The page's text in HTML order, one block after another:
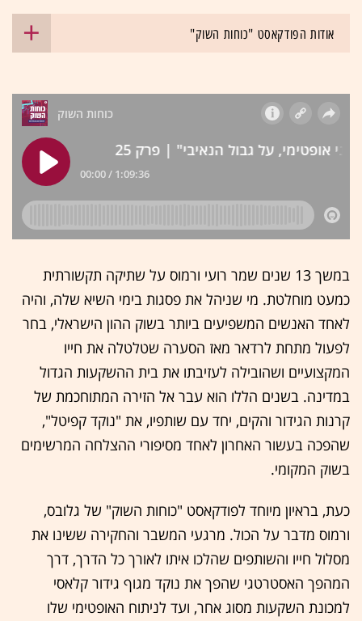
אודות הפודקאסט "כוחות השוק"
במשך 13 שנים שמר רועי ורמוס על שתיקה תקשורתית
כמעט מוחלטת. מי שניהל את פסגות בימי השיא שלה, והיה
לאחד האנשים המשפיעים ביותר בשוק ההון הישראלי, בחר
לפעול מתחת לרדאר מאז הסערה שטלטלה את חייו
המקצועיים ושהובילה לעזיבתו את בית ההשקעות הגדול
במדינה. בשנים הללו הוא עבר אל הזירה המתוחכמת של
קרנות הגידור והקים, יחד עם שותפיו, את "נוקד קפיטל",
שהפכה בעשור האחרון לאחד מסיפורי ההצלחה המרשימים
בשוק המקומי.
כעת, בראיון מיוחד לפודקאסט "כוחות השוק" של גלובס,
ורמוס מדבר על הכול. מרגעי המשבר והחקירה ששינו את
מסלול חייו והשותפים שהלכו איתו לאורך כל הדרך, דרך
המהפך האסטרטגי שהפך את נוקד מגוף גידור קלאסי
למכונת השקעות מסוג אחר, ועד לניתוח האופטימי שלו